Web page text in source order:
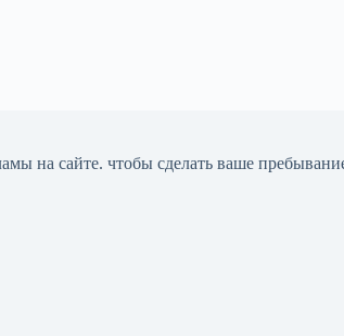
на сайте. чтобы сделать ваше